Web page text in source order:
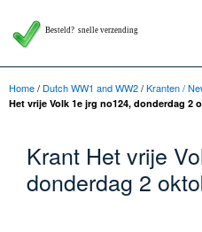
Besteld? snelle verzending
Home/ Dutch WW1 and WW2/Kranten /
Het vrije Volk 1e jrg no124, donderdag 2
Krant Het vrije
donderdag 2